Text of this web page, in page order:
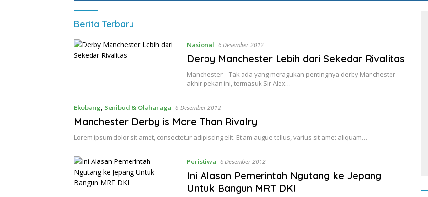
Berita Terbaru
Nasional 6 Desember 2012
Derby Manchester Lebih dari Sekedar Rivalitas
Manchester – Tak ada yang meragukan pentingnya derby Manchester
akhir pekan ini, termasuk Sir Alex…
Ekobang, Senibud & Olaharaga 6 Desember 2012
Manchester Derby is More Than Rivalry
Lorem ipsum dolor sit amet, consectetur adipiscing elit. Etiam augue tellus, varius sit amet aliquam…
Peristiwa 6 Desember 2012
Ini Alasan Pemerintah Ngutang ke Jepang
Untuk Bangun MRT DKI